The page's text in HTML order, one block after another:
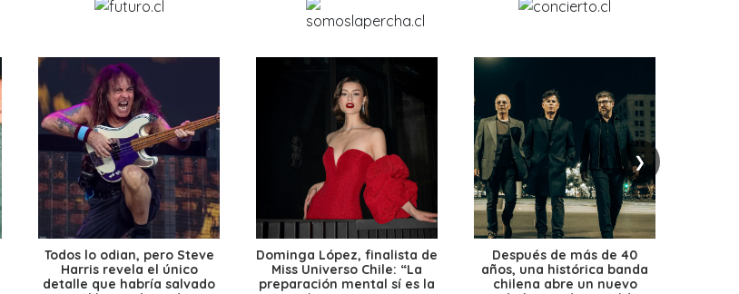
❯
Todos lo odian, pero Steve
Harris revela el único
detalle que habría salvado
Dominga López, finalista de
Miss Universo Chile: “La
preparación mental sí es la
Después de más de 40
años, una histórica banda
chilena abre un nuevo